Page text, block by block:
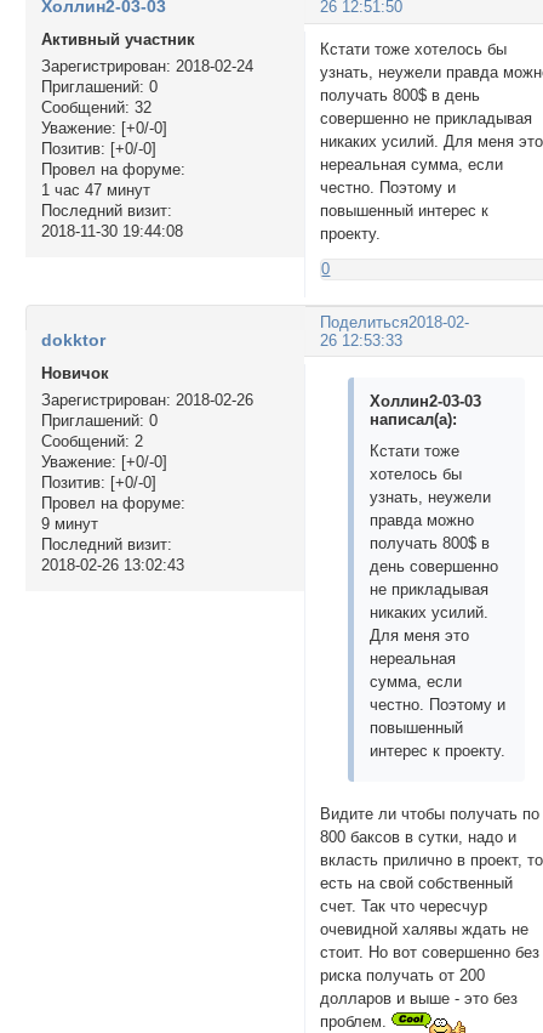
26 12:51:50
Холлин2-03-03
Активный участник
Зарегистрирован: 2018-02-24
Приглашений: 0
Сообщений: 32
Уважение: [+0/-0]
Позитив: [+0/-0]
Провел на форуме:
1 час 47 минут
Последний визит:
2018-11-30 19:44:08
Кстати тоже хотелось бы
узнать, неужели правда
получать 800$ в день
совершенно не прикладывая
никаких усилий. Для меня это
нереальная сумма, если
честно. Поэтому и
повышенный интерес к
проекту.
0
Поделиться2018-02-
26 12:53:33
dokktor
Новичок
Зарегистрирован: 2018-02-26
Приглашений: 0
Сообщений: 2
Уважение: [+0/-0]
Позитив: [+0/-0]
Провел на форуме:
9 минут
Последний визит:
2018-02-26 13:02:43
Холлин2-03-03
написал(а):
Кстати тоже
хотелось бы
узнать, неужели
правда можно
получать 800$ в
день совершенно
не прикладывая
никаких усилий.
Для меня это
нереальная
сумма, если
честно. Поэтому и
повышенный
интерес к проекту.
Видите ли чтобы получать по
800 баксов в сутки, надо и
вкласть прилично в проект, то
есть на свой собственный
счет. Так что чересчур
очевидной халявы ждать не
стоит. Но вот совершенно без
риска получать от 200
долларов и выше - это без
проблем.